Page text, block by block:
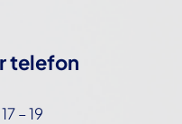
telefon
– 19